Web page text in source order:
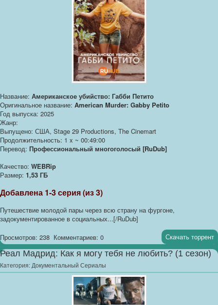
Название: Американское убийство: Габби Петито
Оригинальное название: American Murder: Gabby Petito
Год выпуска: 2025
Жанр:
Выпущено: США, Stage 29 Productions, The Cinemart
Продолжительность: 1 x ~ 00:49:00
Перевод: Профессиональный многоголосый [RuDub]
Качество: WEBRip
Размер: 1,53 ГБ
Добавлена 1-3 серия (из 3)
Путешествие молодой пары через всю страну на фургоне,
задокументированное в социальных...[/RuDub]
Просмотров: 238 Комментариев: 0 Скачать торрент
Реал Мадрид: Как я могу тебя не любить? (1 сезон)
Категория: Документальный Сериалы